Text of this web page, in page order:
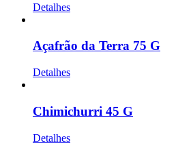
Detalhes
Açafrão da Terra 75 G
Detalhes
Chimichurri 45 G
Detalhes